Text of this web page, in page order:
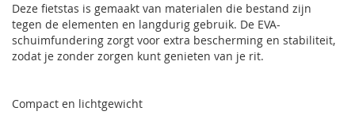
Deze fietstas is gemaakt van materialen die bestand zijn
tegen de elementen en langdurig gebruik. De EVA-
schuimfundering zorgt voor extra bescherming en stabiliteit,
zodat je zonder zorgen kunt genieten van je rit.
Compact en lichtgewicht